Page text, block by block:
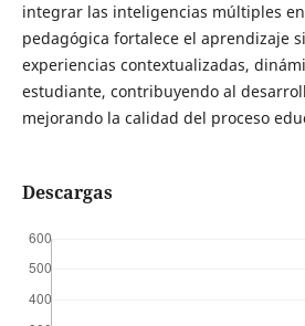
integrar las inteligencias múltiples
pedagógica fortalece el aprendizaje
experiencias contextualizadas,
estudiante, contribuyendo al
mejorando la calidad del proceso
Descargas